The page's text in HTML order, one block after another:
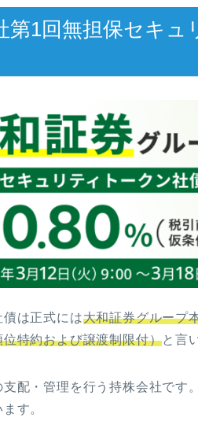
第1回無担保セキュ
は正式には大和証券グループ
特約および譲渡制限付）と言
配・管理を行う持株会社です
す。